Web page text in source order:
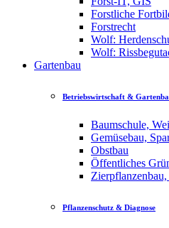
Forstliche
Forstrecht
Wolf:
Wolf:
Gartenbau
Betriebswirtschaft &
Baumschule,
Gemüsebau,
Obstbau
Öffentliches
Pflanzenschutz & Diagnose